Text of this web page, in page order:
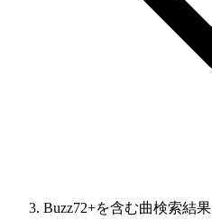
Buzz72+を含む曲検索結果